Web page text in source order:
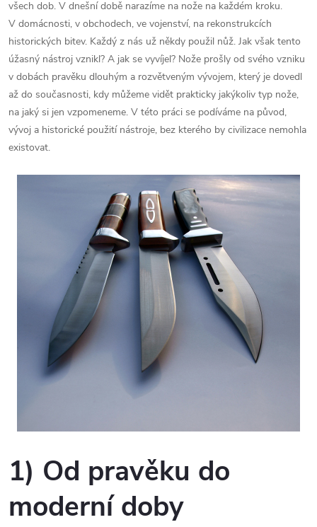
všech dob. V dnešní době narazíme na nože na každém kroku.
V domácnosti, v obchodech, ve vojenství, na rekonstrukcích
historických bitev. Každý z nás už někdy použil nůž. Jak však tento
úžasný nástroj vznikl? A jak se vyvíjel? Nože prošly od svého vzniku
v dobách pravěku dlouhým a rozvětveným vývojem, který je dovedl
až do současnosti, kdy můžeme vidět prakticky jakýkoliv typ nože,
na jaký si jen vzpomeneme. V této práci se podíváme na původ,
vývoj a historické použití nástroje, bez kterého by civilizace nemohla
existovat.
1) Od pravěku do
moderní doby